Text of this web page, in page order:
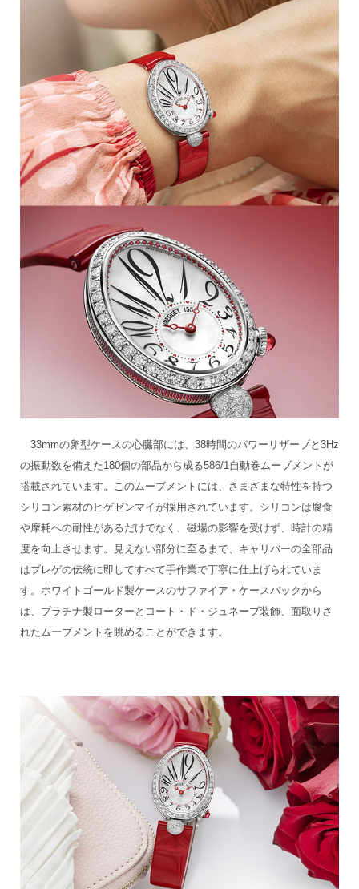
33mmの卵型ケースの心臓部には、38時間のパワーリザーブと3Hz
の振動数を備えた180個の部品から成る586/1自動巻ムーブメントが
搭載されています。このムーブメントには、さまざまな特性を持つ
シリコン素材のヒゲゼンマイが採用されています。シリコンは腐食
や摩耗への耐性があるだけでなく、磁場の影響を受けず、時計の精
度を向上させます。見えない部分に至るまで、キャリバーの全部品
はブレゲの伝統に即してすべて手作業で丁寧に仕上げられていま
す。ホワイトゴールド製ケースのサファイア・ケースバックから
は、プラチナ製ローターとコート・ド・ジュネーブ装飾、面取りさ
れたムーブメントを眺めることができます。